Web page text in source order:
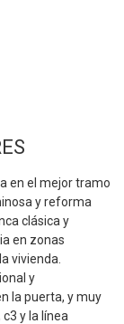
en el mejor tramo
y reforma
clásica y
en zonas
vivienda.
y
la puerta, y muy
y la línea